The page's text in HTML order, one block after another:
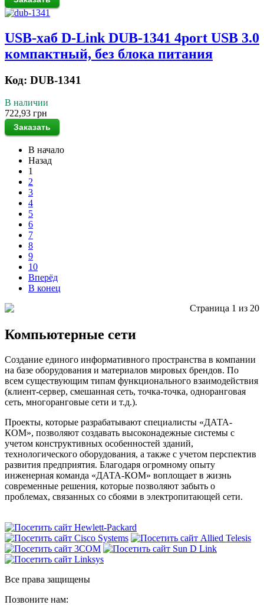
USB-хаб D-Link DUB-1341 4port USB 3.0
компактный, без блока питания
Код: DUB-1341
В наличии
722,93 грн
В начало
Назад
1
2
3
4
5
6
7
8
9
10
Вперёд
В конец
Страница 1 из 20
Компьютерные сети
Создание единого информативного пространства в компании
на базе оборудования и материалов мировых брендов. По
всем существующим типам функционального взаимодействия
(клиент-сервер, смешанная сеть, точка-точка, одноранговая
сеть, многоранговые сети и т.д.).
Проекты, которые разрабатывают специалисты «ДАТА-
КОМ», позволяют создавать высоконадежные системы с
учетом конструктивных особенностей зданий,
технологического оборудования, а также с учетом перспектив
развития предприятия. Благодаря огромному опыту
инженерная команда «ДАТА-КОМ» воплощает в жизнь
современные решения, которые позволяют забыть о
проблемах, связанных со сбоями в электропитающей сети.
Все права защищены
Позвоните нам: